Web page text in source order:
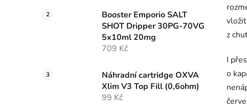
Booster Emporio SALT
SHOT Dripper 30PG-70VG
5x10ml 20mg
709 Kč
Náhradní cartridge OXVA
Xlim V3 Top Fill (0,6ohm)
99 Kč
z
I
o